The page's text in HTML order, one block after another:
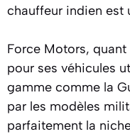
chauffeur indien est
Force Motors, quant
pour ses véhicules
gamme comme la
par les modèles
parfaitement la